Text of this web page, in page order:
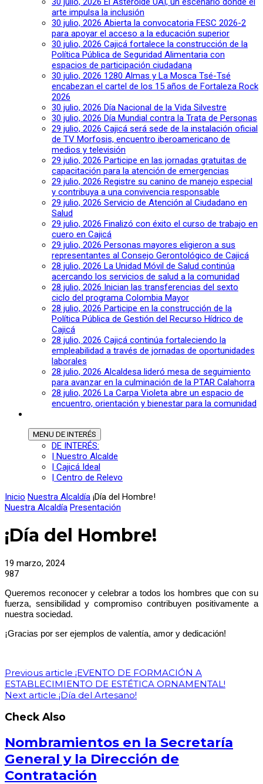
arte impulsa la inclusión
30 julio, 2026 Abierta la convocatoria FESC 2026-2
para apoyar el acceso a la educación superior
30 julio, 2026 Cajicá fortalece la construcción de la
Política Pública de Seguridad Alimentaria con
espacios de participación ciudadana
30 julio, 2026 1280 Almas y La Mosca Tsé-Tsé
encabezan el cartel de los 15 años de Fortaleza Rock
2026
30 julio, 2026 Día Nacional de la Vida Silvestre
30 julio, 2026 Día Mundial contra la Trata de Personas
29 julio, 2026 Cajicá será sede de la instalación oficial
de TV Morfosis, encuentro iberoamericano de
medios y televisión
29 julio, 2026 Participe en las jornadas gratuitas de
capacitación para la atención de emergencias
29 julio, 2026 Registre su canino de manejo especial
y contribuya a una convivencia responsable
29 julio, 2026 Servicio de Atención al Ciudadano en
Salud
29 julio, 2026 Finalizó con éxito el curso de trabajo en
cuero en Cajicá
29 julio, 2026 Personas mayores eligieron a sus
representantes al Consejo Gerontológico de Cajicá
28 julio, 2026 La Unidad Móvil de Salud continúa
acercando los servicios de salud a la comunidad
28 julio, 2026 Inician las transferencias del sexto
ciclo del programa Colombia Mayor
28 julio, 2026 Participe en la construcción de la
Política Pública de Gestión del Recurso Hídrico de
Cajicá
28 julio, 2026 Cajicá continúa fortaleciendo la
empleabilidad a través de jornadas de oportunidades
laborales
28 julio, 2026 Alcaldesa lideró mesa de seguimiento
para avanzar en la culminación de la PTAR Calahorra
28 julio, 2026 La Carpa Violeta abre un espacio de
encuentro, orientación y bienestar para la comunidad
MENU DE INTERÉS
DE INTERÉS:
| Nuestro Alcalde
| Cajicá Ideal
| Centro de Relevo
Inicio Nuestra Alcaldía ¡Día del Hombre!
Nuestra Alcaldía Presentación
¡Día del Hombre!
19 marzo, 2024
987
Queremos reconocer y celebrar a todos los hombres que con su
fuerza, sensibilidad y compromiso contribuyen positivamente a
nuestra sociedad.
¡Gracias por ser ejemplos de valentía, amor y dedicación!
Previous article ¡EVENTO DE FORMACIÓN A
ESTABLECIMIENTO DE ESTÉTICA ORNAMENTAL!
Next article ¡Día del Artesano!
Check Also
Nombramientos en la Secretaría
General y la Dirección de
Contratación